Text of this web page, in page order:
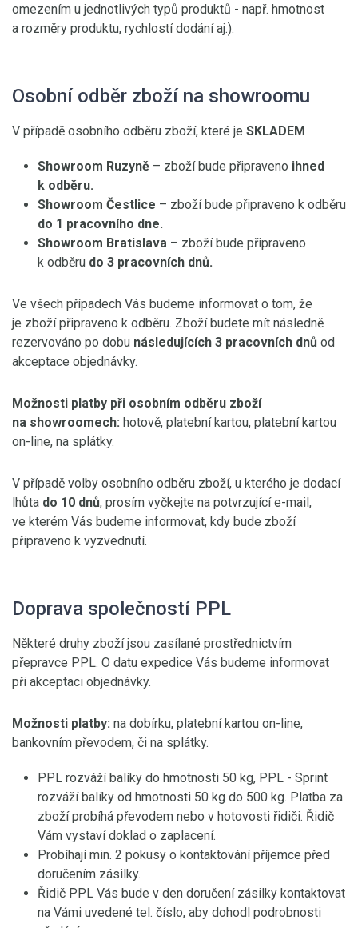
omezením u jednotlivých typů produktů - např. hmotnost
a rozměry produktu, rychlostí dodání aj.).
Osobní odběr zboží na showroomu
V případě osobního odběru zboží, které je SKLADEM
Showroom Ruzyně – zboží bude připraveno ihned
k odběru.
Showroom Čestlice – zboží bude připraveno k odběru
do 1 pracovního dne.
Showroom Bratislava – zboží bude připraveno
k odběru do 3 pracovních dnů.
Ve všech případech Vás budeme informovat o tom, že
je zboží připraveno k odběru. Zboží budete mít následně
rezervováno po dobu následujících 3 pracovních dnů od
akceptace objednávky.
Možnosti platby při osobním odběru zboží
na showroomech: hotově, platební kartou, platební kartou
on-line, na splátky.
V případě volby osobního odběru zboží, u kterého je dodací
lhůta do 10 dnů, prosím vyčkejte na potvrzující e-mail,
ve kterém Vás budeme informovat, kdy bude zboží
připraveno k vyzvednutí.
Doprava společností PPL
Některé druhy zboží jsou zasílané prostřednictvím
přepravce PPL. O datu expedice Vás budeme informovat
při akceptaci objednávky.
Možnosti platby: na dobírku, platební kartou on-line,
bankovním převodem, či na splátky.
PPL rozváží balíky do hmotnosti 50 kg, PPL - Sprint
rozváží balíky od hmotnosti 50 kg do 500 kg. Platba za
zboží probíhá převodem nebo v hotovosti řidiči. Řidič
Vám vystaví doklad o zaplacení.
Probíhají min. 2 pokusy o kontaktování příjemce před
doručením zásilky.
Řidič PPL Vás bude v den doručení zásilky kontaktovat
na Vámi uvedené tel. číslo, aby dohodl podrobnosti